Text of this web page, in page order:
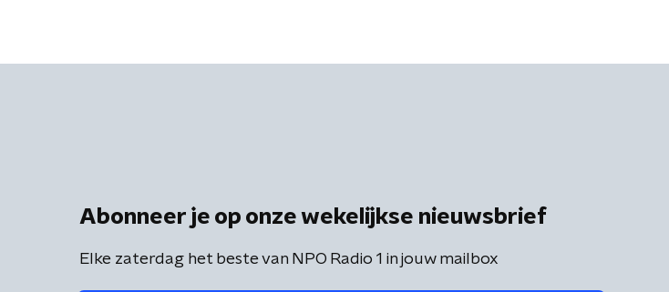
Abonneer je op onze wekelijkse nieuwsbrief
Elke zaterdag het beste van NPO Radio 1 in jouw mailbox